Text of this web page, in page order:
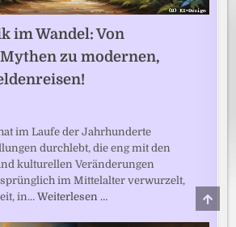
im Wandel: Von
zu modernen,
im Laufe der Jahrhunderte
durchlebt, die eng mit den
kulturellen Veränderungen
im Mittelalter verwurzelt,
in…Weiterlesen …
TO